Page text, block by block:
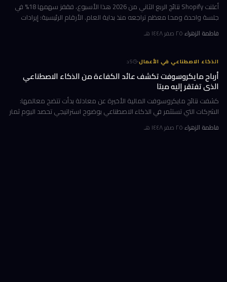
أعلنت Shopify نتائج الربع الثاني من 2026 هذا الأسبوع، فقفز سهمها 18% في
جلسة واحدة ومحا معظم تراجعه منذ بداية العام. الأرقام الرئيسية: إيرادات
ربعية 3.58 مليار دولار بنمو 34%، وحجم بضائع إجمالي GMV بل
فاطمة الزهراء·٢٥ صفر ١٤٤٨ هـ
الذكاء الاصطناعي في الأعمال·
5د
أرباح مايكروسوفت تكشف عائد الكفاءة من الذكاء الاصطناعي
الذي تفتقر إليه ميتا
كشفت نتائج مايكروسوفت المالية الأخيرة عن معادلة بدأت تتضح معالمها:
الشركات التي تستثمر في الذكاء الاصطناعي بوضوح استراتيجي تحصد اليوم ثمار
الكفاءة وخفض التكاليف، بينما تتعثر أخرى في تحويل إنفاقها الضخ
فاطمة الزهراء·٢٥ صفر ١٤٤٨ هـ